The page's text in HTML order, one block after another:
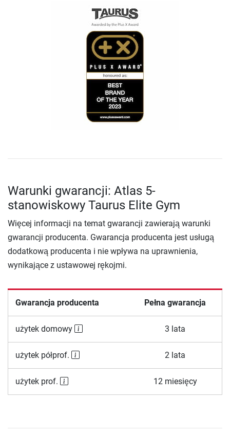
Warunki gwarancji: Atlas 5-
stanowiskowy Taurus Elite Gym
Więcej informacji na temat gwarancji zawierają warunki
gwarancji producenta. Gwarancja producenta jest usługą
dodatkową producenta i nie wpływa na uprawnienia,
wynikające z ustawowej rękojmi.
Gwarancja producenta Pełna gwarancja
użytek domowy 3 lata
użytek półprof. 2 lata
użytek prof. 12 miesięcy